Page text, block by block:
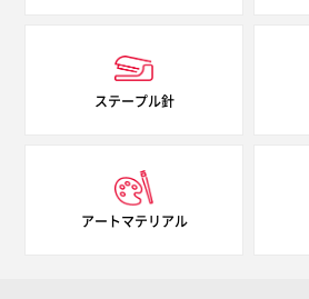
ステープル針
アートマテリアル